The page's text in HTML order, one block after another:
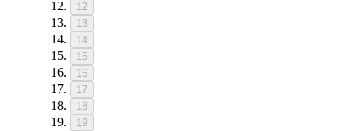
12
13
14
15
16
17
18
19